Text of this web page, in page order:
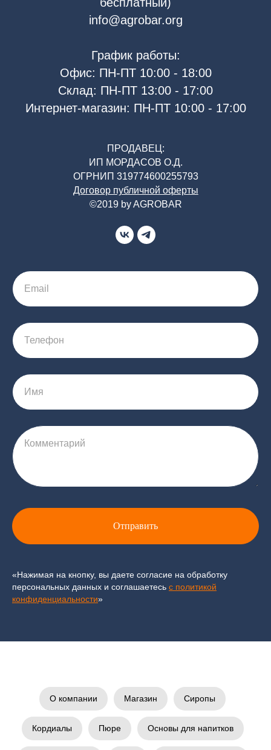
info@agrobar.org
График работы:
Офис: ПН-ПТ 10:00 - 18:00
Склад: ПН-ПТ 13:00 - 17:00
Интернет-магазин: ПН-ПТ 10:00 - 17:00
ПРОДАВЕЦ:
ИП МОРДАСОВ О.Д.
ОГРНИП 319774600255793
Договор публичной оферты
©2019 by AGROBAR
Email
Телефон
Имя
Комментарий
Отправить
«Нажимая на кнопку, вы даете согласие на обработку
персональных данных и соглашаетесь c политикой
конфиденциальности»
О компании Магазин Сиропы
Кордиалы Пюре Основы для напитков